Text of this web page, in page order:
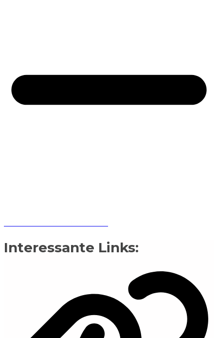
Interessante Links: